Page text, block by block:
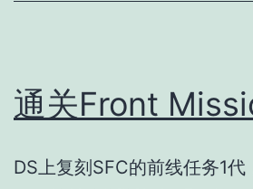
通关Front
DS上复刻SFC的前线任务1